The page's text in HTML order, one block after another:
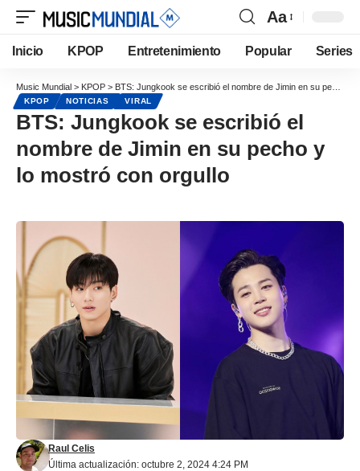
Aa
Inicio KPOP Entretenimiento Popular Series
Music Mundial > KPOP > BTS: Jungkook se escribió el nombre de Jimin en su pecho y lo mostró con orgullo
KPOP NOTICIAS VIRAL
BTS: Jungkook se escribió el
nombre de Jimin en su pecho y
lo mostró con orgullo
Última actualización: octubre 2, 2024 4:24 PM
Raul Celis